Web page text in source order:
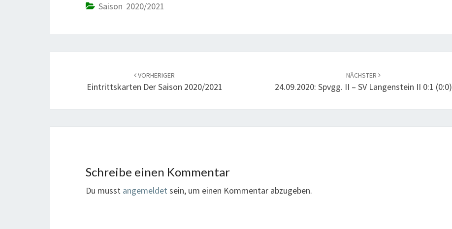
Saison 2020/2021
VORHERIGER
Eintrittskarten Der Saison 2020/2021
NÄCHSTER
24.09.2020: Spvgg. II – SV Langenstein II 0:1 (0:0)
Schreibe einen Kommentar
Du musst angemeldet sein, um einen Kommentar abzugeben.